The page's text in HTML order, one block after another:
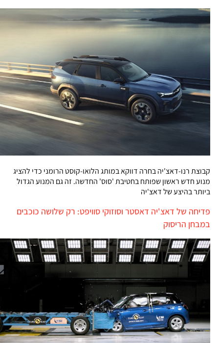
קבוצת רנו-דאצ'יה בחרה דווקא במותג הלואו-קוסט הרומני כדי להציג
מנוע חדש ראשון שפותח בחטיבת 'סוס' החדשה. זה גם המנוע הגדול
ביותר בהיצע של דאצ'יה
פדיחה של דאצ'יה דאסטר וסוזוקי סוויפט: רק שלושה כוכבים
במבחן הריסוק